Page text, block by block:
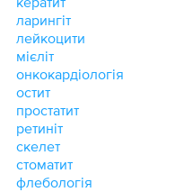
ларингіт
лейкоцити
мієліт
онкокардіологія
остит
простатит
ретиніт
скелет
стоматит
флебологія